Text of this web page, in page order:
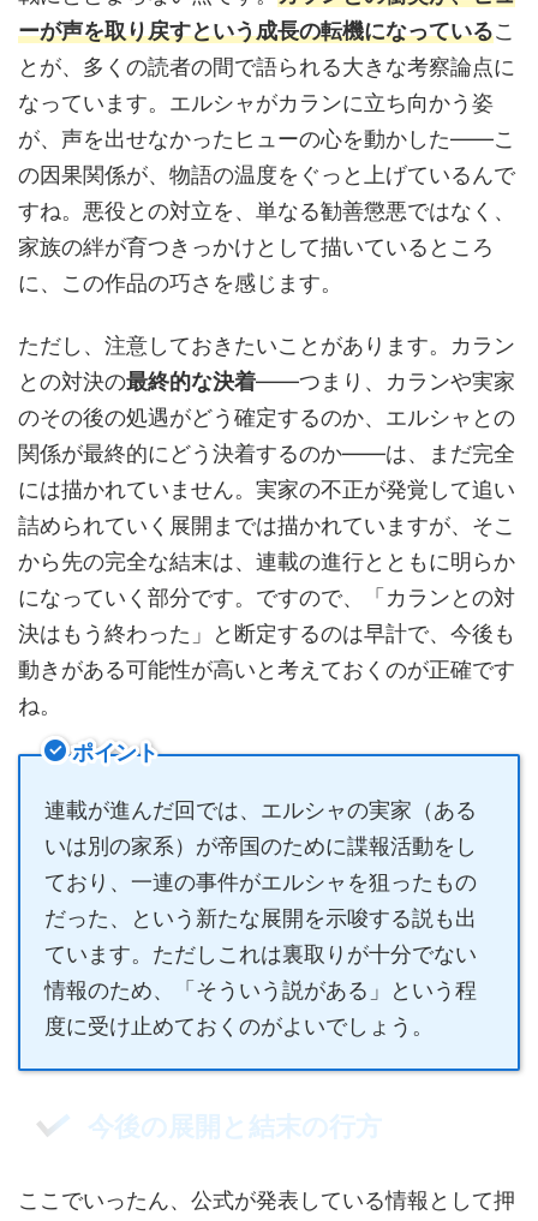
ーが声を取り戻すという成長の転機になっているこ
とが、多くの読者の間で語られる大きな考察論点に
なっています。エルシャがカランに立ち向かう姿
が、声を出せなかったヒューの心を動かした――こ
の因果関係が、物語の温度をぐっと上げているんで
すね。悪役との対立を、単なる勧善懲悪ではなく、
家族の絆が育つきっかけとして描いているところ
に、この作品の巧さを感じます。
ただし、注意しておきたいことがあります。カラン
との対決の最終的な決着――つまり、カランや実家
のその後の処遇がどう確定するのか、エルシャとの
関係が最終的にどう決着するのか――は、まだ完全
には描かれていません。実家の不正が発覚して追い
詰められていく展開までは描かれていますが、そこ
から先の完全な結末は、連載の進行とともに明らか
になっていく部分です。ですので、「カランとの対
決はもう終わった」と断定するのは早計で、今後も
動きがある可能性が高いと考えておくのが正確です
ね。
ポイント
連載が進んだ回では、エルシャの実家（ある
いは別の家系）が帝国のために諜報活動をし
ており、一連の事件がエルシャを狙ったもの
だった、という新たな展開を示唆する説も出
ています。ただしこれは裏取りが十分でない
情報のため、「そういう説がある」という程
度に受け止めておくのがよいでしょう。
今後の展開と結末の行方
ここでいったん、公式が発表している情報として押